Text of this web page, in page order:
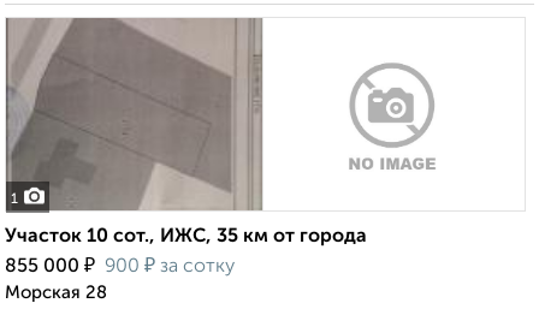
1
Участок 10 сот., ИЖС, 35 км от города
855 000 ₽ 900 ₽ за сотку
Морская 28